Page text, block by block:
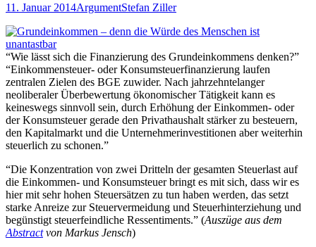
11. Januar 2014ArgumentStefan Ziller
“Wie lässt sich die Finanzierung des Grundeinkommens denken?”
“Einkommensteuer- oder Konsumsteuerfinanzierung laufen
zentralen Zielen des BGE zuwider. Nach jahrzehntelanger
neoliberaler Überbewertung ökonomischer Tätigkeit kann es
keineswegs sinnvoll sein, durch Erhöhung der Einkommen- oder
der Konsumsteuer gerade den Privathaushalt stärker zu besteuern,
den Kapitalmarkt und die Unternehmerinvestitionen aber weiterhin
steuerlich zu schonen.”
“Die Konzentration von zwei Dritteln der gesamten Steuerlast auf
die Einkommen- und Konsumsteuer bringt es mit sich, dass wir es
hier mit sehr hohen Steuersätzen zu tun haben werden, das setzt
starke Anreize zur Steuervermeidung und Steuerhinterziehung und
begünstigt steuerfeindliche Ressentiments.” (Auszüge aus dem
Abstractvon Markus Jensch)